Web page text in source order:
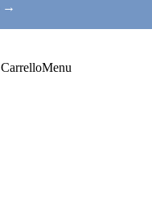
→
CarrelloMenu